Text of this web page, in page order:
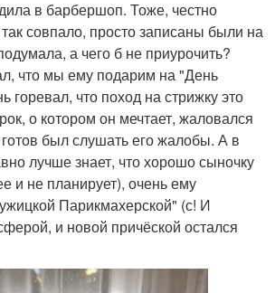
в барбершоп. Тоже, честно
так совпало, просто записаны были на
а чего б не приурочить?
что мы ему подарим на "День
горевал, что поход на стрижку это
о котором он мечтает, жаловался
был слушать его жалобы. А в
лучше знает, что хорошо сыночку
и не планирует), очень ему
Парикмахерской" (с! И
и новой причёской остался